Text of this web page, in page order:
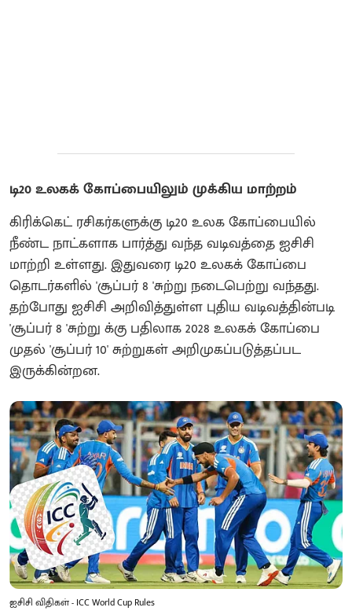
டி20 உலகக் கோப்பையிலும் முக்கிய மாற்றம்
கிரிக்கெட் ரசிகர்களுக்கு டி20 உலக கோப்பையில்
நீண்ட நாட்களாக பார்த்து வந்த வடிவத்தை ஐசிசி
மாற்றி உள்ளது. இதுவரை டி20 உலகக் கோப்பை
தொடர்களில் 'சூப்பர் 8 'சுற்று நடைபெற்று வந்தது.
தற்போது ஐசிசி அறிவித்துள்ள புதிய வடிவத்தின்படி
'சூப்பர் 8 'சுற்று க்கு பதிலாக 2028 உலகக் கோப்பை
முதல் 'சூப்பர் 10' சுற்றுகள் அறிமுகப்படுத்தப்பட
இருக்கின்றன.
ஐசிசி விதிகள் - ICC World Cup Rules